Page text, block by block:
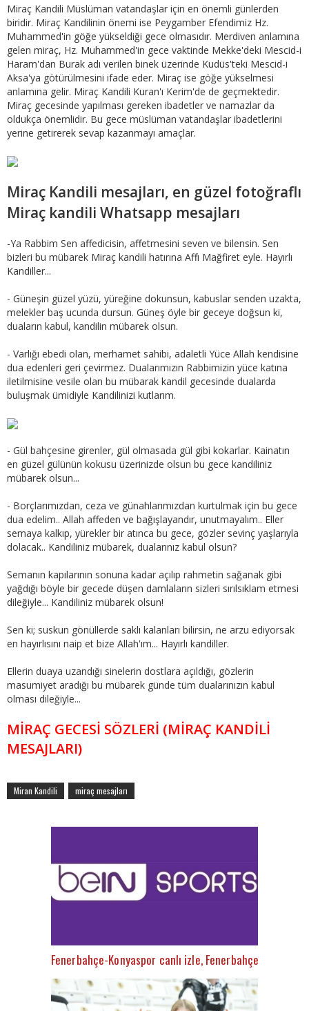
Miraç Kandili Müslüman vatandaşlar için en önemli günlerden
biridir. Miraç Kandilinin önemi ise Peygamber Efendimiz Hz.
Muhammed'in göğe yükseldiği gece olmasıdır. Merdiven anlamına
gelen miraç, Hz. Muhammed'in gece vaktinde Mekke'deki Mescid-i
Haram'dan Burak adı verilen binek üzerinde Kudüs'teki Mescid-i
Aksa'ya götürülmesini ifade eder. Miraç ise göğe yükselmesi
anlamına gelir. Miraç Kandili Kuran'ı Kerim'de de geçmektedir.
Miraç gecesinde yapılması gereken ibadetler ve namazlar da
oldukça önemlidir. Bu gece müslüman vatandaşlar ibadetlerini
yerine getirerek sevap kazanmayı amaçlar.
Miraç Kandili mesajları, en güzel fotoğraflı
Miraç kandili Whatsapp mesajları
-Ya Rabbim Sen affedicisin, affetmesini seven ve bilensin. Sen
bizleri bu mübarek Miraç kandili hatırına Affı Mağfiret eyle. Hayırlı
Kandiller...
- Güneşin güzel yüzü, yüreğine dokunsun, kabuslar senden uzakta,
melekler baş ucunda dursun. Güneş öyle bir geceye doğsun ki,
duaların kabul, kandilin mübarek olsun.
- Varlığı ebedi olan, merhamet sahibi, adaletli Yüce Allah kendisine
dua edenleri geri çevirmez. Dualarımızın Rabbimizin yüce katına
iletilmisine vesile olan bu mübarak kandil gecesinde dualarda
buluşmak ümidiyle Kandilinizi kutlarım.
- Gül bahçesine girenler, gül olmasada gül gibi kokarlar. Kainatın
en güzel gülünün kokusu üzerinizde olsun bu gece kandiliniz
mübarek olsun...
- Borçlarımızdan, ceza ve günahlarımızdan kurtulmak için bu gece
dua edelim.. Allah affeden ve bağışlayandır, unutmayalım.. Eller
semaya kalkıp, yürekler bir atınca bu gece, gözler sevinç yaşlarıyla
dolacak.. Kandiliniz mübarek, dualarınız kabul olsun?
Semanın kapılarının sonuna kadar açılıp rahmetin sağanak gibi
yağdığı böyle bir gecede düşen damlaların sizleri sırılsıklam etmesi
dileğiyle... Kandiliniz mübarek olsun!
Sen ki; suskun gönüllerde saklı kalanları bilirsin, ne arzu ediyorsak
en hayırlısını naip et bize Allah'ım... Hayırlı kandiller.
Ellerin duaya uzandığı sinelerin dostlara açıldığı, gözlerin
masumiyet aradığı bu mübarek günde tüm dualarınızın kabul
olması dileğiyle...
MİRAÇ GECESİ SÖZLERİ (MİRAÇ KANDİLİ
MESAJLARI)
Miran Kandili miraç mesajları
Fenerbahçe-Konyaspor canlı izle, Fenerbahçe-